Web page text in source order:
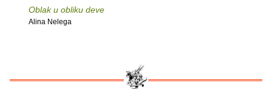
Oblak u obliku deve
Alina Nelega